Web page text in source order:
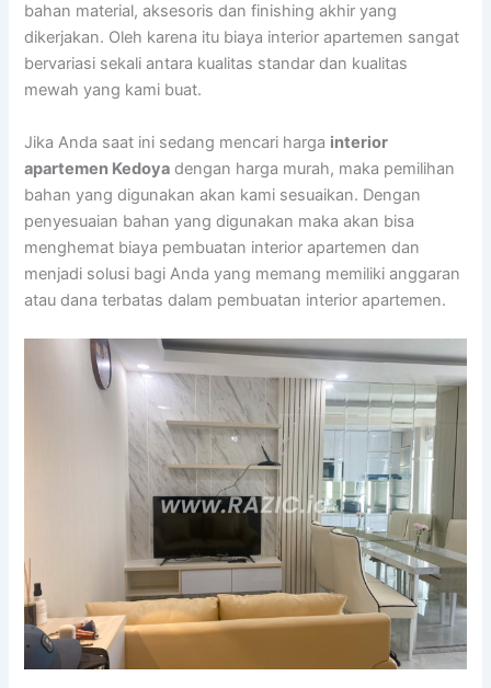
bahan material, aksesoris dan finishing akhir yang
dikerjakan. Oleh karena itu biaya interior apartemen sangat
bervariasi sekali antara kualitas standar dan kualitas
mewah yang kami buat.
Jika Anda saat ini sedang mencari harga interior
apartemen Kedoya dengan harga murah, maka pemilihan
bahan yang digunakan akan kami sesuaikan. Dengan
penyesuaian bahan yang digunakan maka akan bisa
menghemat biaya pembuatan interior apartemen dan
menjadi solusi bagi Anda yang memang memiliki anggaran
atau dana terbatas dalam pembuatan interior apartemen.